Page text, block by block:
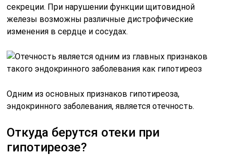
секреции. При нарушении функции щитовидной
железы возможны различные дистрофические
изменения в сердце и сосудах.
Одним из основных признаков гипотиреоза,
эндокринного заболевания, является отечность.
Откуда берутся отеки при
гипотиреозе?